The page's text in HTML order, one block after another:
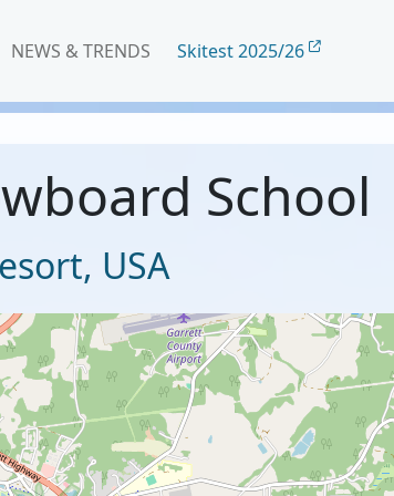
NEWS & TRENDS Skitest 2025/26
School
, USA